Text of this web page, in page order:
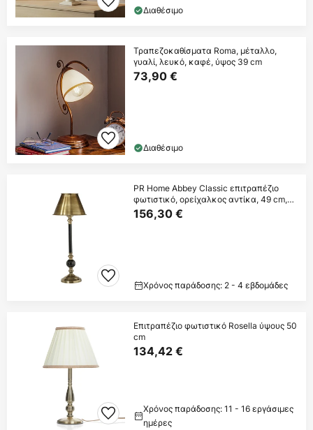
Διαθέσιμο
Τραπεζοκαθίσματα Roma, μέταλλο,
γυαλί, λευκό, καφέ, ύψος 39 cm
73,90 €
Διαθέσιμο
PR Home Abbey Classic επιτραπέζιο
φωτιστικό, ορείχαλκος αντίκα, 49 cm,
μέταλλο
156,30 €
Χρόνος παράδοσης: 2 - 4 εβδομάδες
Επιτραπέζιο φωτιστικό Rosella ύψους 50
cm
134,42 €
Χρόνος παράδοσης: 11 - 16 εργάσιμες
ημέρες